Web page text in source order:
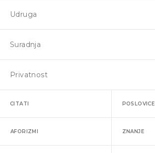
Udruga
Suradnja
Privatnost
CITATI POSLOVICE
AFORIZMI ZNANJE